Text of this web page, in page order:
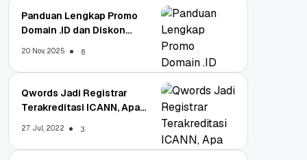
Panduan Lengkap Promo
Domain .ID dan Diskon
20 Nov, 2025 6
Qwords Jadi Registrar
Terakreditasi ICANN, Apa
27 Jul, 2022 3